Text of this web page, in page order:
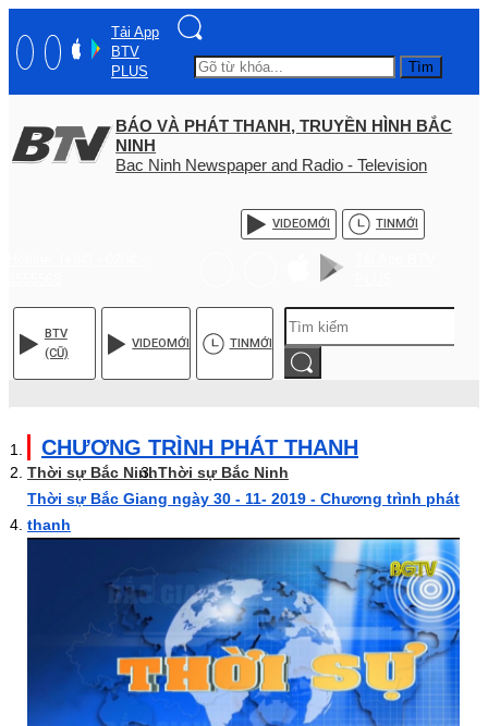
Tải App
BTV
PLUS
Tìm
BÁO VÀ PHÁT THANH, TRUYỀN HÌNH BẮC
NINH
Bac Ninh Newspaper and Radio - Television
VIDEOMỚI TINMỚI
BTV
(CŨ)
VIDEOMỚI TINMỚI
CHƯƠNG TRÌNH PHÁT THANH
Thời sự Bắc NinhThời sự Bắc Ninh
Thời sự Bắc Giang ngày 30 - 11- 2019 - Chương trình phát
thanh